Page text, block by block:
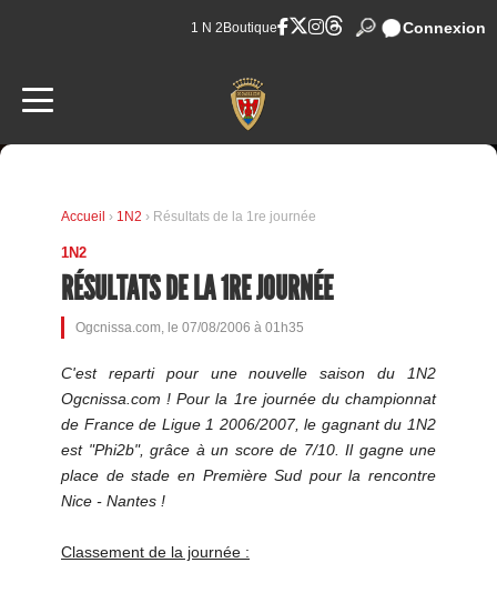
1 N 2 Boutique Connexion
Accueil › 1N2 › Résultats de la 1re journée
1N2
RÉSULTATS DE LA 1RE JOURNÉE
Ogcnissa.com, le 07/08/2006 à 01h35
C'est reparti pour une nouvelle saison du 1N2
Ogcnissa.com ! Pour la 1re journée du championnat
de France de Ligue 1 2006/2007, le gagnant du 1N2
est "Phi2b", grâce à un score de 7/10. Il gagne une
place de stade en Première Sud pour la rencontre
Nice - Nantes !
Classement de la journée :